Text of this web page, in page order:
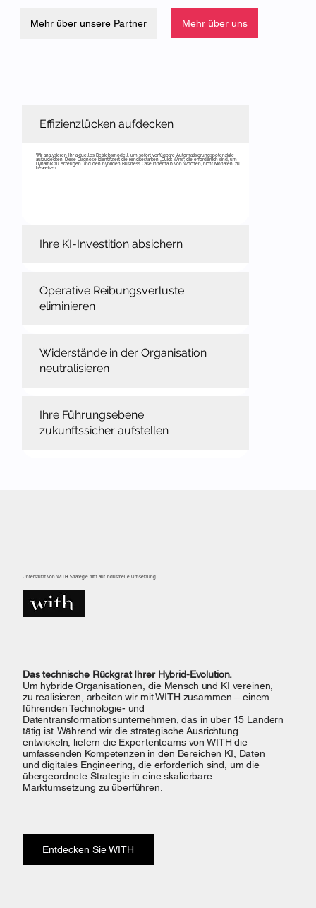
Mehr über uns
Mehr über unsere Partner
Effizienzlücken aufdecken
Wir analysieren Ihr aktuelles Betriebsmodell, um sofort verfügbare Automatisierungspotenziale
aufzudecken. Diese Diagnose identifiziert die renditestarken „Quick Wins“, die erforderlich sind, um
Dynamik zu erzeugen und den hybriden Business Case innerhalb von Wochen, nicht Monaten, zu
beweisen.
Ihre KI-Investition absichern
Operative Reibungsverluste
eliminieren
Widerstände in der Organisation
neutralisieren
Ihre Führungsebene
zukunftssicher aufstellen
Unterstützt von WITH: Strategie trifft auf industrielle Umsetzung
Das technische Rückgrat Ihrer Hybrid-Evolution.
Um hybride Organisationen, die Mensch und KI vereinen,
zu realisieren, arbeiten wir mit WITH zusammen – einem
führenden Technologie- und
Datentransformationsunternehmen, das in über 15 Ländern
tätig ist. Während wir die strategische Ausrichtung
entwickeln, liefern die Expertenteams von WITH die
umfassenden Kompetenzen in den Bereichen KI, Daten
und digitales Engineering, die erforderlich sind, um die
übergeordnete Strategie in eine skalierbare
Marktumsetzung zu überführen.
Entdecken Sie WITH